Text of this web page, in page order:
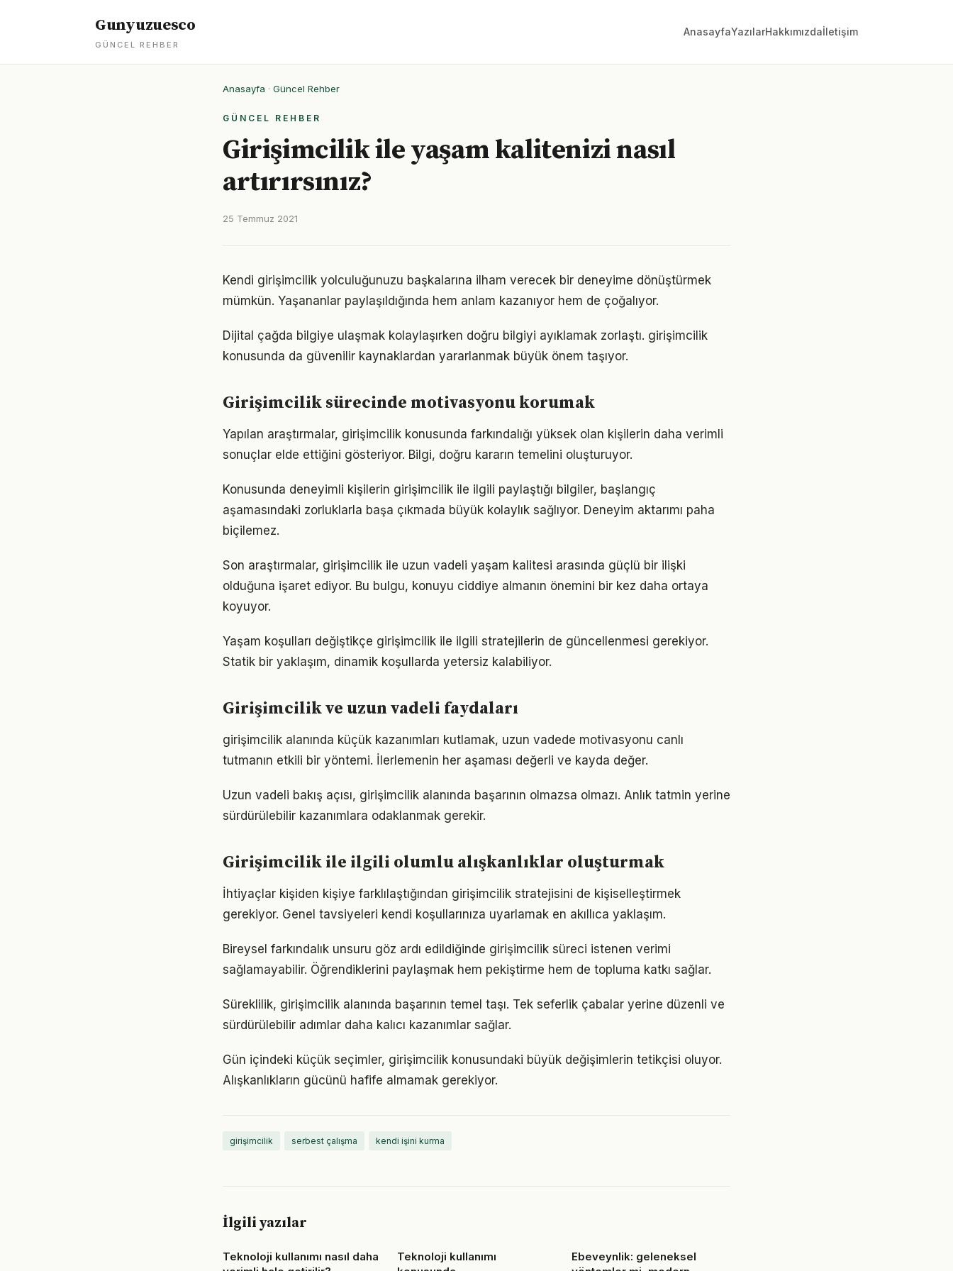
Gunyuzuesco
GÜNCEL REHBER
AnasayfaYazılarHakkımızdaİletişim
Anasayfa · Güncel Rehber
GÜNCEL REHBER
Girişimcilik ile yaşam kalitenizi nasıl
artırırsınız?
25 Temmuz 2021
Kendi girişimcilik yolculuğunuzu başkalarına ilham verecek bir deneyime dönüştürmek
mümkün. Yaşananlar paylaşıldığında hem anlam kazanıyor hem de çoğalıyor.
Dijital çağda bilgiye ulaşmak kolaylaşırken doğru bilgiyi ayıklamak zorlaştı. girişimcilik
konusunda da güvenilir kaynaklardan yararlanmak büyük önem taşıyor.
Girişimcilik sürecinde motivasyonu korumak
Yapılan araştırmalar, girişimcilik konusunda farkındalığı yüksek olan kişilerin daha verimli
sonuçlar elde ettiğini gösteriyor. Bilgi, doğru kararın temelini oluşturuyor.
Konusunda deneyimli kişilerin girişimcilik ile ilgili paylaştığı bilgiler, başlangıç
aşamasındaki zorluklarla başa çıkmada büyük kolaylık sağlıyor. Deneyim aktarımı paha
biçilemez.
Son araştırmalar, girişimcilik ile uzun vadeli yaşam kalitesi arasında güçlü bir ilişki
olduğuna işaret ediyor. Bu bulgu, konuyu ciddiye almanın önemini bir kez daha ortaya
koyuyor.
Yaşam koşulları değiştikçe girişimcilik ile ilgili stratejilerin de güncellenmesi gerekiyor.
Statik bir yaklaşım, dinamik koşullarda yetersiz kalabiliyor.
Girişimcilik ve uzun vadeli faydaları
girişimcilik alanında küçük kazanımları kutlamak, uzun vadede motivasyonu canlı
tutmanın etkili bir yöntemi. İlerlemenin her aşaması değerli ve kayda değer.
Uzun vadeli bakış açısı, girişimcilik alanında başarının olmazsa olmazı. Anlık tatmin yerine
sürdürülebilir kazanımlara odaklanmak gerekir.
Girişimcilik ile ilgili olumlu alışkanlıklar oluşturmak
İhtiyaçlar kişiden kişiye farklılaştığından girişimcilik stratejisini de kişiselleştirmek
gerekiyor. Genel tavsiyeleri kendi koşullarınıza uyarlamak en akıllıca yaklaşım.
Bireysel farkındalık unsuru göz ardı edildiğinde girişimcilik süreci istenen verimi
sağlamayabilir. Öğrendiklerini paylaşmak hem pekiştirme hem de topluma katkı sağlar.
Süreklilik, girişimcilik alanında başarının temel taşı. Tek seferlik çabalar yerine düzenli ve
sürdürülebilir adımlar daha kalıcı kazanımlar sağlar.
Gün içindeki küçük seçimler, girişimcilik konusundaki büyük değişimlerin tetikçisi oluyor.
Alışkanlıkların gücünü hafife almamak gerekiyor.
girişimcilik serbest çalışma kendi işini kurma
İlgili yazılar
Teknoloji kullanımı nasıl daha
Teknoloji kullanımı
Ebeveynlik: geleneksel